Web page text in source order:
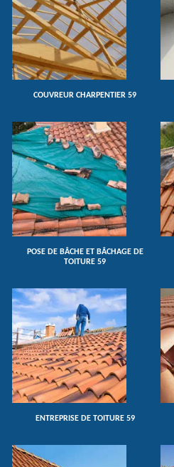
COUVREUR CHARPENTIER 59
POSE DE BÂCHE ET BÂCHAGE DE
TOITURE 59
ENTREPRISE DE TOITURE 59